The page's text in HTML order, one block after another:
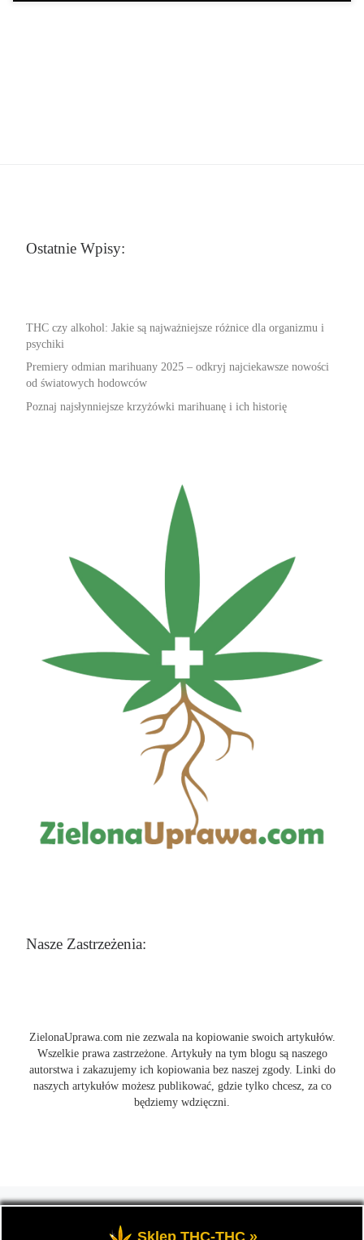
Ostatnie Wpisy:
THC czy alkohol: Jakie są najważniejsze różnice dla organizmu i
psychiki
Premiery odmian marihuany 2025 – odkryj najciekawsze nowości
od światowych hodowców
Poznaj najsłynniejsze krzyżówki marihuanę i ich historię
Nasze Zastrzeżenia:
ZielonaUprawa.com nie zezwala na kopiowanie swoich artykułów.
Wszelkie prawa zastrzeżone. Artykuły na tym blogu są naszego
autorstwa i zakazujemy ich kopiowania bez naszej zgody. Linki do
naszych artykułów możesz publikować, gdzie tylko chcesz, za co
będziemy wdzięczni.
wszystko o uprawie i hodowli marihunay, roślin konopi indoor
Sklep THC-THC »